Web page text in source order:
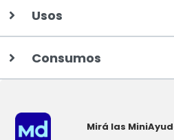
Usos
Consumos
Mirá las